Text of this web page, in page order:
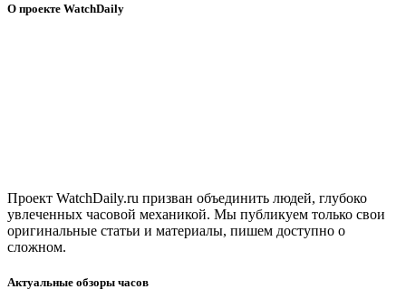
О проекте WatchDaily
Проект WatchDaily.ru призван объединить людей, глубоко
увлеченных часовой механикой. Мы публикуем только свои
оригинальные статьи и материалы, пишем доступно о
сложном.
Актуальные обзоры часов